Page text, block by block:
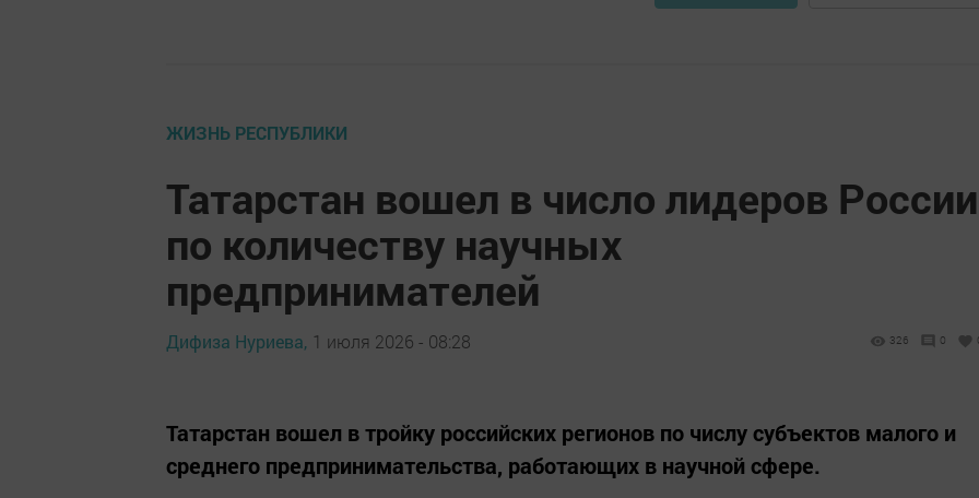
ЖИЗНЬ РЕСПУБЛИКИ
Татарстан вошел в число лидеров России
по количеству научных
предпринимателей
Дифиза Нуриева, 1 июля 2026 - 08:28 326 0
Татарстан вошел в тройку российских регионов по числу субъектов малого и
среднего предпринимательства, работающих в научной сфере.